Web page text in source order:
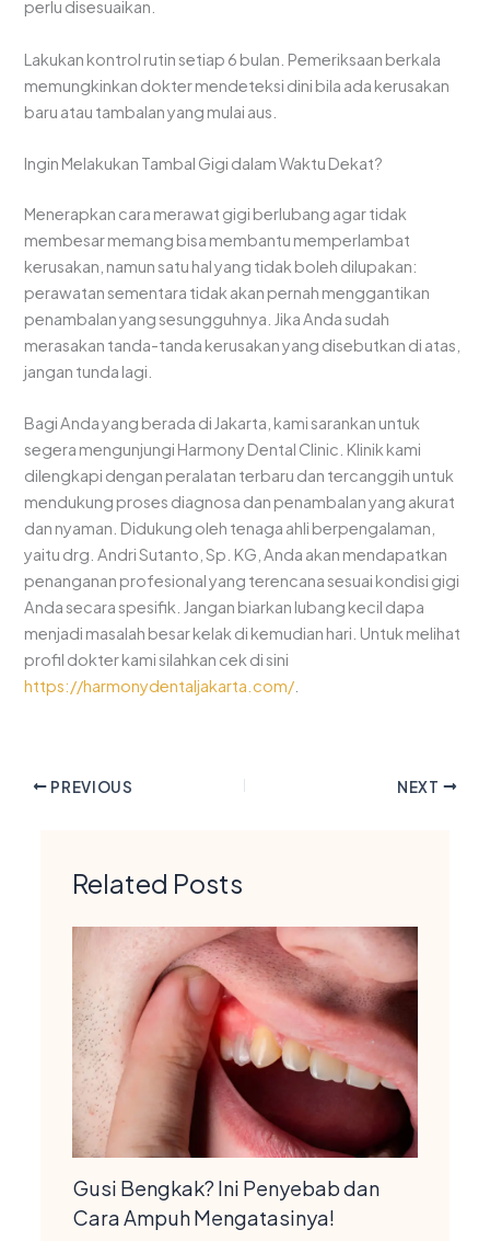
perlu disesuaikan.
Lakukan kontrol rutin setiap 6 bulan. Pemeriksaan berkala
memungkinkan dokter mendeteksi dini bila ada kerusakan
baru atau tambalan yang mulai aus.
Ingin Melakukan Tambal Gigi dalam Waktu Dekat?
Menerapkan cara merawat gigi berlubang agar tidak
membesar memang bisa membantu memperlambat
kerusakan, namun satu hal yang tidak boleh dilupakan:
perawatan sementara tidak akan pernah menggantikan
penambalan yang sesungguhnya. Jika Anda sudah
merasakan tanda-tanda kerusakan yang disebutkan di atas,
jangan tunda lagi.
Bagi Anda yang berada di Jakarta, kami sarankan untuk
segera mengunjungi Harmony Dental Clinic. Klinik kami
dilengkapi dengan peralatan terbaru dan tercanggih untuk
mendukung proses diagnosa dan penambalan yang akurat
dan nyaman. Didukung oleh tenaga ahli berpengalaman,
yaitu drg. Andri Sutanto, Sp. KG, Anda akan mendapatkan
penanganan profesional yang terencana sesuai kondisi gigi
Anda secara spesifik. Jangan biarkan lubang kecil dapa
menjadi masalah besar kelak di kemudian hari. Untuk melihat
profil dokter kami silahkan cek di sini
https://harmonydentaljakarta.com/
PREVIOUS NEXT
Related Posts
Gusi Bengkak? Ini Penyebab dan
Cara Ampuh Mengatasinya!